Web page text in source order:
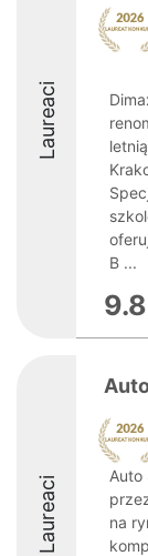
Laureaci
B ...
9.8
Laureaci
Auto
na